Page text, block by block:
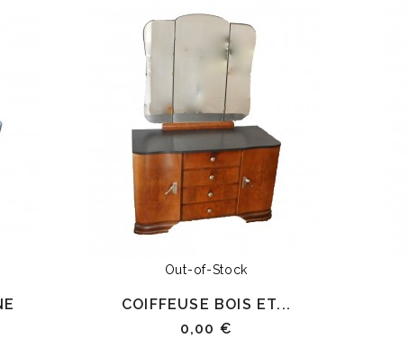
Out-of-Stock
COIFFEUSE BOIS ET...
0,00 €